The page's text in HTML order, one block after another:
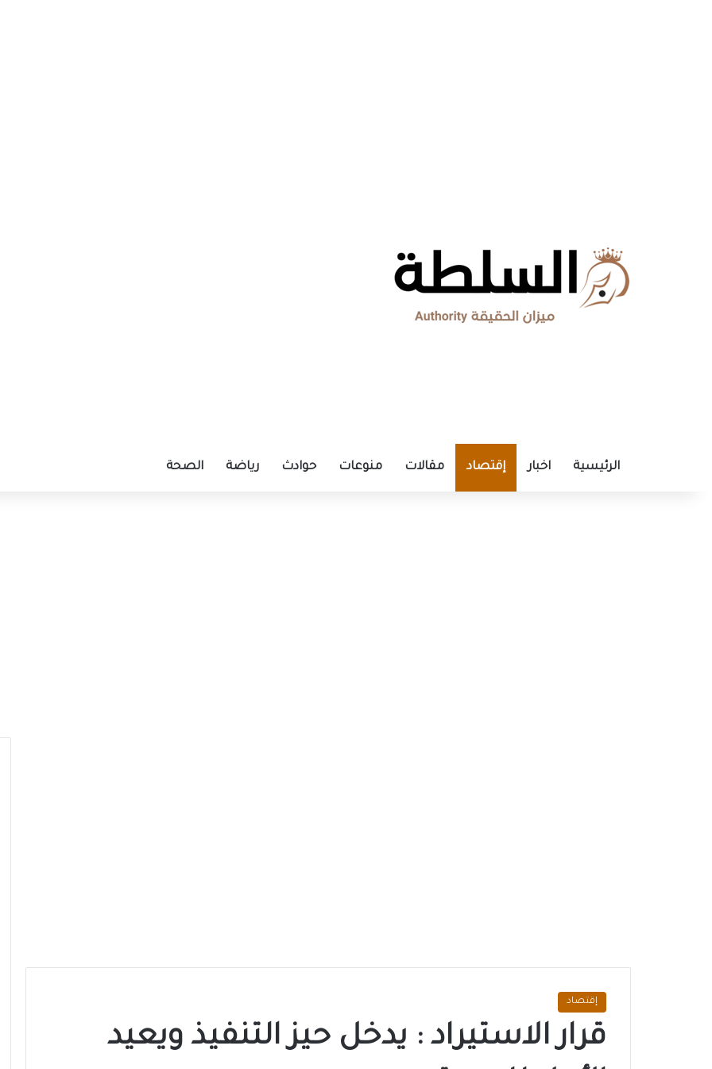
الرئيسية اخبار إقتصاد مقالات منوعات حوادث رياضة الصحة
إقتصاد
قرار الاستيراد : يدخل حيز التنفيذ ويعيد